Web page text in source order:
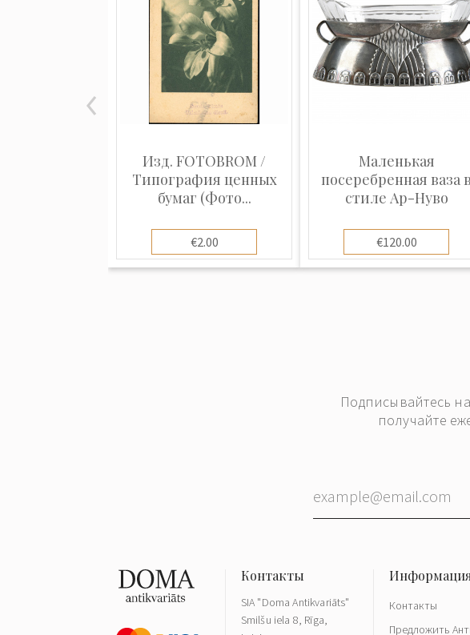
Изд. FOTOBROM /
Типография ценных
бумаг (Фото...
€2.00
Маленькая
посеребренная ваза в
стиле Ар-Нуво
€120.00
Подписывайтесь
получайте
SIA "Doma Antikvariāts"
Smilšu iela 8, Rīga,
Контакты
Предложить